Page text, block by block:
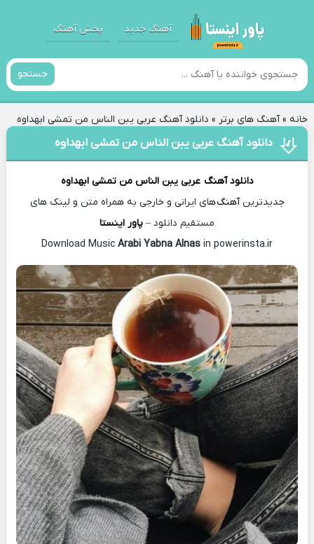
آهنگ جدید پخش آهنگ
جستجو
خانه»آهنگ های برتر » دانلود آهنگ عربی یبن الناس من تمشی ابهداوه
دانلود آهنگ عربی یبن الناس من تمشی ابهداوه
دانلود آهنگ عربی یبن الناس من تمشی ابهداوه
جدیدترینآهنگهای ایرانی و خارجی به همراه متن و لینک های
مستقیم دانلود – پاور اینستا
Download Music
Arabi Yabna Alnas in powerinsta.ir